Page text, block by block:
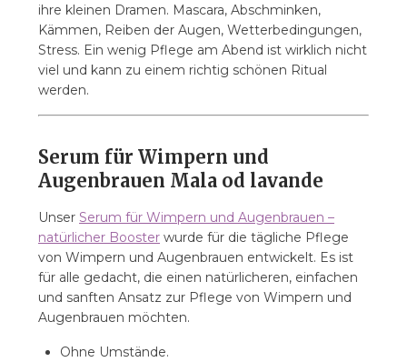
ihre kleinen Dramen. Mascara, Abschminken,
Kämmen, Reiben der Augen, Wetterbedingungen,
Stress. Ein wenig Pflege am Abend ist wirklich nicht
viel und kann zu einem richtig schönen Ritual
werden.
Serum für Wimpern und
Augenbrauen Mala od lavande
Unser Serum für Wimpern und Augenbrauen –
natürlicher Booster wurde für die tägliche Pflege
von Wimpern und Augenbrauen entwickelt. Es ist
für alle gedacht, die einen natürlicheren, einfachen
und sanften Ansatz zur Pflege von Wimpern und
Augenbrauen möchten.
Ohne Umstände.